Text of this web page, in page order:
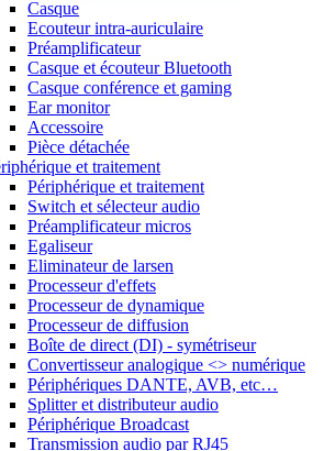
Casque
Ecouteur intra-auriculaire
Préamplificateur
Casque et écouteur Bluetooth
Casque conférence et gaming
Ear monitor
Accessoire
Pièce détachée
et traitement
Périphérique et traitement
Switch et sélecteur audio
Préamplificateur micros
Egaliseur
Eliminateur de larsen
Processeur d'effets
Processeur de dynamique
Processeur de diffusion
Boîte de direct (DI) - symétriseur
Convertisseur analogique <> numérique
Périphériques DANTE, AVB, etc…
Splitter et distributeur audio
Périphérique Broadcast
Transmission audio par RJ45